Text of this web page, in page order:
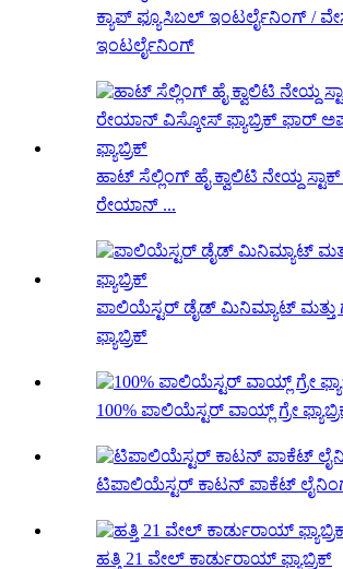
ಕ್ಯಾಪ್ ಫ್ಯೂಸಿಬಲ್ ಇಂಟರ್ಲೈನಿಂಗ್ /
ಇಂಟರ್ಲೈನಿಂಗ್
ಹಾಟ್ ಸೆಲ್ಲಿಂಗ್ ಹೈ ಕ್ವಾಲಿಟಿ ನೇಯ್ದ
ರೇಯಾನ್ ...
ಪಾಲಿಯೆಸ್ಟರ್ ಡೈಡ್ ಮಿನಿಮ್ಯಾಟ್ ಮತ್ತು
ಫ್ಯಾಬ್ರಿಕ್
100% ಪಾಲಿಯೆಸ್ಟರ್ ವಾಯ್ಲ್ ಗ್ರೇ
ಟಿಪಾಲಿಯೆಸ್ಟರ್ ಕಾಟನ್ ಪಾಕೆಟ್
ಹತ್ತಿ 21 ವೇಲ್ ಕಾರ್ಡುರಾಯ್ ಫ್ಯಾಬ್ರಿಕ್